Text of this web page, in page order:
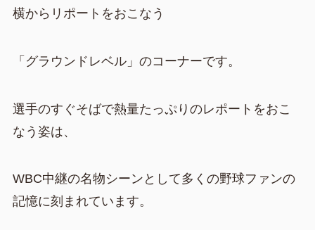
横からリポートをおこなう
「グラウンドレベル」のコーナーです。
選手のすぐそばで熱量たっぷりのレポートをおこ
なう姿は、
WBC中継の名物シーンとして多くの野球ファンの
記憶に刻まれています。